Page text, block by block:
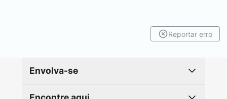
Reportar erro
Envolva-se